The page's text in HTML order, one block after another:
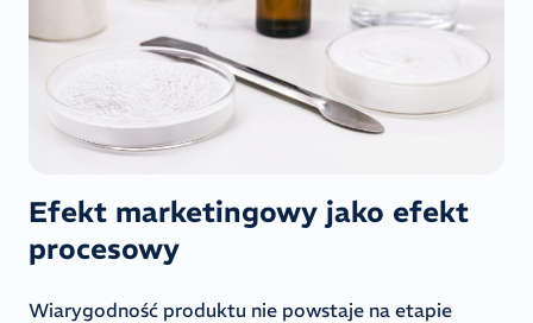
Efekt marketingowy jako efekt
procesowy
Wiarygodność produktu nie powstaje na etapie